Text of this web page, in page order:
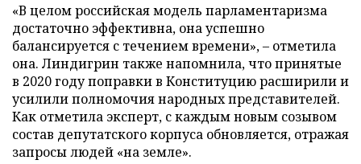
«В целом российская модель парламентаризма
достаточно эффективна, она успешно
балансируется с течением времени», – отметила
она. Линдигрин также напомнила, что принятые
в 2020 году поправки в Конституцию расширили и
усилили полномочия народных представителей.
Как отметила эксперт, с каждым новым созывом
состав депутатского корпуса обновляется, отражая
запросы людей «на земле».